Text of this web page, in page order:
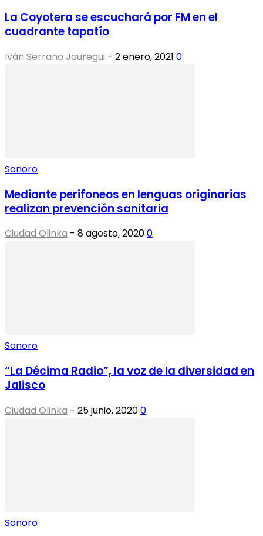
La Coyotera se escuchará por FM en el
cuadrante tapatío
Iván Serrano Jauregui - 2 enero, 2021 0
Sonoro
Mediante perifoneos en lenguas originarias
realizan prevención sanitaria
Ciudad Olinka - 8 agosto, 20200
Sonoro
“La Décima Radio”, la voz de la diversidad en
Jalisco
Ciudad Olinka - 25 junio, 20200
Sonoro